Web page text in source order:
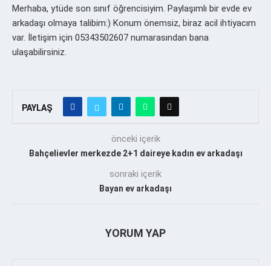
Merhaba, ytüde son sınıf öğrencisiyim. Paylaşımlı bir evde ev
arkadaşı olmaya talibim:) Konum önemsiz, biraz acil ihtiyacım
var. İletişim için 05343502607 numarasından bana
ulaşabilirsiniz.
PAYLAŞ
önceki içerik
Bahçelievler merkezde 2+1 daireye kadın ev arkadaşı
sonraki içerik
Bayan ev arkadaşı
YORUM YAP